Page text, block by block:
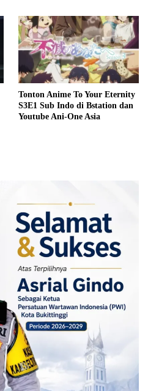
Tonton Anime To Your Eternity
S3E1 Sub Indo di Bstation dan
Youtube Ani-One Asia